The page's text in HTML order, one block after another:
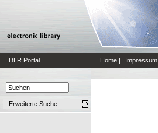
DLR Portal Home | Impressum
Erweiterte Suche